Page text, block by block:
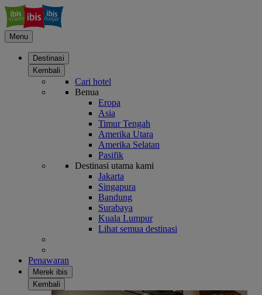
Menu
Destinasi
Kembali
Cari hotel
Benua
Eropa
Asia
Timur Tengah
Amerika Utara
Amerika Selatan
Pasifik
Destinasi utama kami
Jakarta
Singapura
Bandung
Surabaya
Kuala Lumpur
Lihat semua destinasi
Penawaran
Merek ibis
Kembali